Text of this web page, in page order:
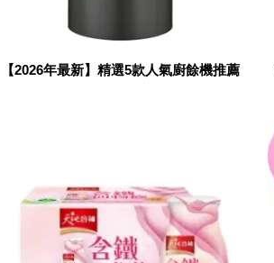
【2026年最新】精選5款人氣廚餘機推薦